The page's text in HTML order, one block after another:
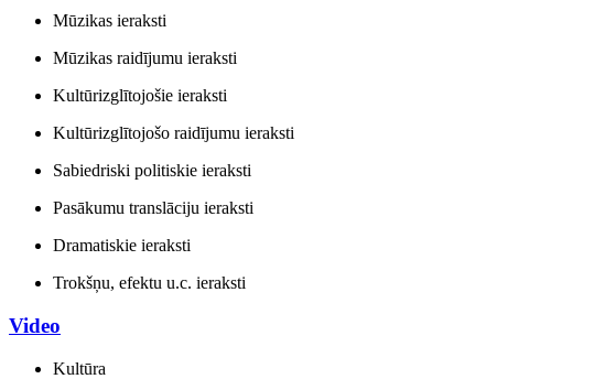
Mūzikas ieraksti
Mūzikas raidījumu ieraksti
Kultūrizglītojošie ieraksti
Kultūrizglītojošo raidījumu ieraksti
Sabiedriski politiskie ieraksti
Pasākumu translāciju ieraksti
Dramatiskie ieraksti
Trokšņu, efektu u.c. ieraksti
Video
Kultūra